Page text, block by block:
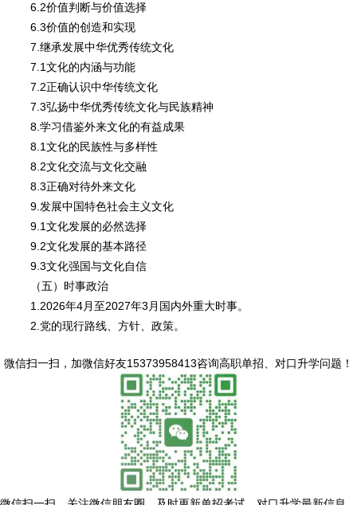
6.2价值判断与价值选择
6.3价值的创造和实现
7.继承发展中华优秀传统文化
7.1文化的内涵与功能
7.2正确认识中华传统文化
7.3弘扬中华优秀传统文化与民族精神
8.学习借鉴外来文化的有益成果
8.1文化的民族性与多样性
8.2文化交流与文化交融
8.3正确对待外来文化
9.发展中国特色社会主义文化
9.1文化发展的必然选择
9.2文化发展的基本路径
9.3文化强国与文化自信
（五）时事政治
1.2026年4月至2027年3月国内外重大时事。
2.党的现行路线、方针、政策。
微信扫一扫， 加微信好友15373958413咨询高职单招、对口升学问题 ！